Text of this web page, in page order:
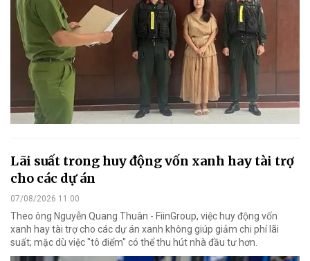
Lãi suất trong huy động vốn xanh hay tài trợ
cho các dự án
07/08/2026 11:00
Theo ông Nguyễn Quang Thuân - FiinGroup, việc huy động vốn
xanh hay tài trợ cho các dự án xanh không giúp giảm chi phí lãi
suất; mặc dù việc "tô điểm" có thể thu hút nhà đầu tư hơn.